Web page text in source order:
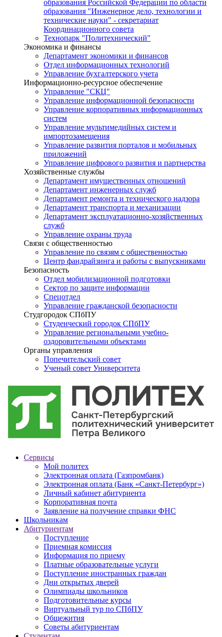
образования Российской Федерации по области
образования "Инженерное дело, технологии и
технические науки" - секретариат
Координационного совета
Технопарк "Политехнический"
Экономика и финансы
Департамент экономики и финансов
Отдел информационных технологий
Управление бухгалтерского учета
Информационно-ресурсное обеспечение
Управление "СКЦ"
Управление информационной безопасности
Управление корпоративных информационных
систем
Управление мультимедийных систем и
импортозамещения
Управление развития порталов и мобильных
приложений
Управление цифрового развития и партнерства
Хозяйственные службы
Департамент имущественных отношений
Департамент инженерных служб
Департамент ремонта и технического надзора
Департамент транспорта и механизации
Департамент эксплуатационно-хозяйственных
служб
Управление охраны труда
Связи с общественностью
Управление по связям с общественностью
Центр фандрайзинга и работы с выпускниками
Безопасность
Отдел мобилизационной подготовки
Сектор по защите информации
Спецотдел
Управление гражданской безопасности
Студгородок СПбПУ
Студенческий городок СПбПУ
Управление региональными учебно-
оздоровительными объектами
Органы управления
Попечительский совет
Ученый совет Университета
Сервисы
Мой политех
Электронная оплата (Газпромбанк)
Электронная оплата (Банк «Санкт-Петербург»)
Личный кабинет абитуриента
Корпоративная почта
Заявление на получение справки ФНС
Школьникам
Абитуриентам
Поступление
Приемная комиссия
Информация по приему
Платные образовательные услуги
Поступление иностранных граждан
Дни открытых дверей
Олимпиады школьников
Подготовительные курсы
Виртуальный тур по СПбПУ
Общежития
Советы абитуриентам